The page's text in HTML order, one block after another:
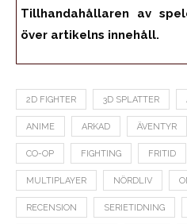
Tillhandahållaren av
över artikelns innehåll.
2D FIGHTER 3D SPLATTER
ANIME ARKAD ÄVENTYR
CO-OP FIGHTING FRITID
MULTIPLAYER NÖRDLIV
RECENSION SERIETIDNING